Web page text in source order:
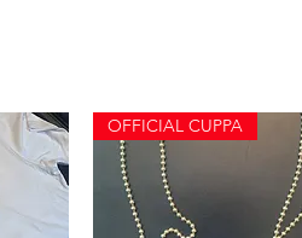
OFFICIAL CUPPA